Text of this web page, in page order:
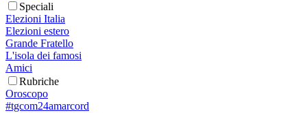
Speciali
Elezioni Italia
Elezioni estero
Grande Fratello
L'isola dei famosi
Amici
Rubriche
Oroscopo
#tgcom24amarcord